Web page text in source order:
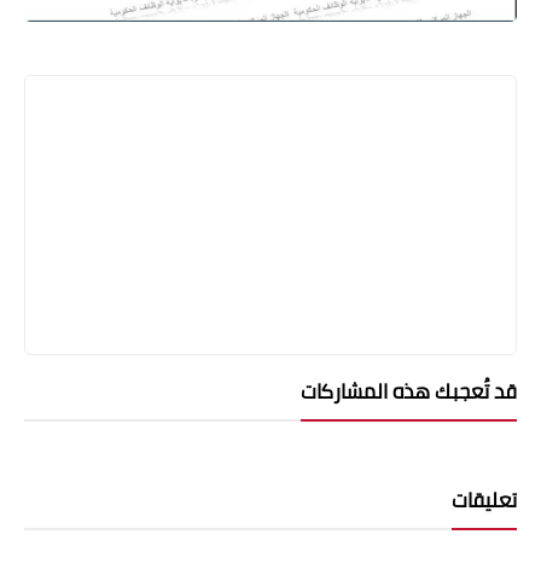
قد تُعجبك هذه المشاركات
تعليقات